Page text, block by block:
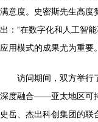
满意度。史密斯先生高度
出：“在数字化和人工智
应用模式的成果尤为重要
访问期间，双方举行
深度融合——亚太地区可
史岳、杰出科创集团的